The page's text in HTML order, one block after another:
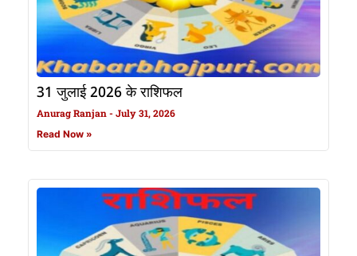
31 जुलाई 2026 के राशिफल
Anurag Ranjan July 31, 2026
Read Now »